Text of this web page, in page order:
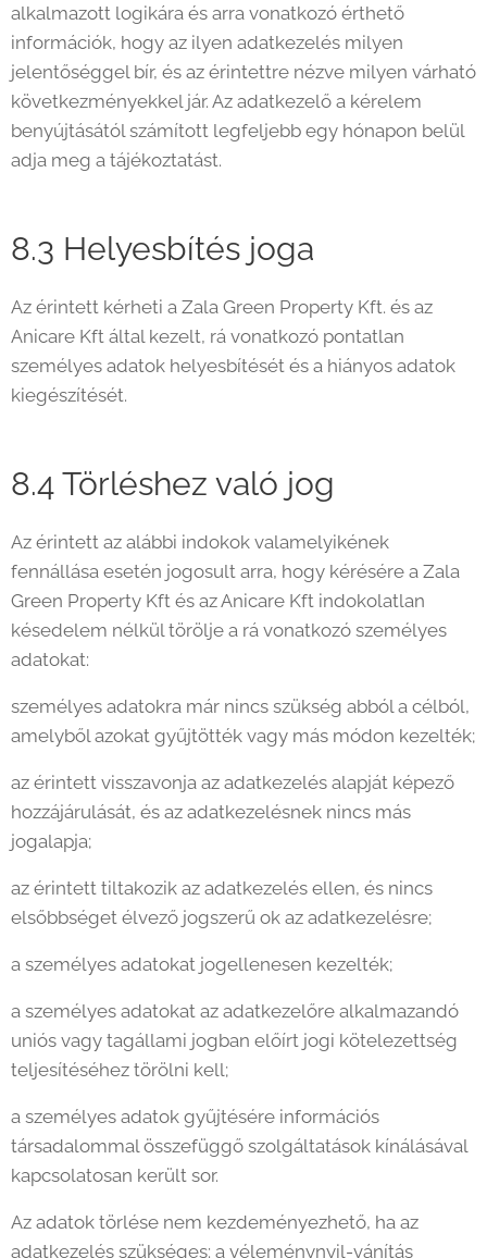
alkalmazott logikára és arra vonatkozó érthető
információk, hogy az ilyen adatkezelés milyen
jelentőséggel bír, és az érintettre nézve milyen várható
következményekkel jár. Az adatkezelő a kérelem
benyújtásától számított legfeljebb egy hónapon belül
adja meg a tájékoztatást.
8.3 Helyesbítés joga
Az érintett kérheti a Zala Green Property Kft. és az
Anicare Kft által kezelt, rá vonatkozó pontatlan
személyes adatok helyesbítését és a hiányos adatok
kiegészítését.
8.4 Törléshez való jog
Az érintett az alábbi indokok valamelyikének
fennállása esetén jogosult arra, hogy kérésére a Zala
Green Property Kft és az Anicare Kft indokolatlan
késedelem nélkül törölje a rá vonatkozó személyes
adatokat:
személyes adatokra már nincs szükség abból a célból,
amelyből azokat gyűjtötték vagy más módon kezelték;
az érintett visszavonja az adatkezelés alapját képező
hozzájárulását, és az adatkezelésnek nincs más
jogalapja;
az érintett tiltakozik az adatkezelés ellen, és nincs
elsőbbséget élvező jogszerű ok az adatkezelésre;
a személyes adatokat jogellenesen kezelték;
a személyes adatokat az adatkezelőre alkalmazandó
uniós vagy tagállami jogban előírt jogi kötelezettség
teljesítéséhez törölni kell;
a személyes adatok gyűjtésére információs
társadalommal összefüggő szolgáltatások kínálásával
kapcsolatosan került sor.
Az adatok törlése nem kezdeményezhető, ha az
adatkezelés szükséges: a véleménynyil-vánítás